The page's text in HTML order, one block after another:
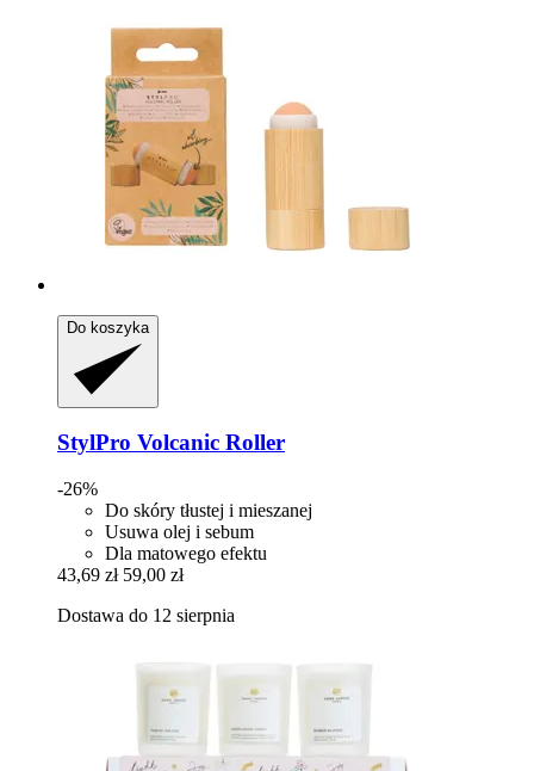
Do koszyka
StylPro Volcanic Roller
-26%
Do skóry tłustej i mieszanej
Usuwa olej i sebum
Dla matowego efektu
43,69 zł 59,00 zł
Dostawa do 12 sierpnia